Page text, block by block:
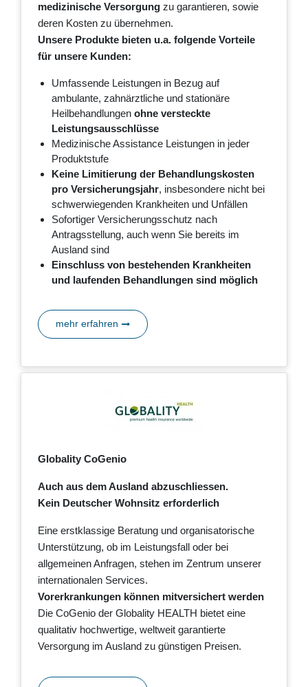
medizinische Versorgung zu garantieren, sowie
deren Kosten zu übernehmen.
Unsere Produkte bieten u.a. folgende Vorteile
für unsere Kunden:
Umfassende Leistungen in Bezug auf
ambulante, zahnärztliche und stationäre
Heilbehandlungen ohne versteckte
Leistungsausschlüsse
Medizinische Assistance Leistungen in jeder
Produktstufe
Keine Limitierung der Behandlungskosten
pro Versicherungsjahr, insbesondere nicht bei
schwerwiegenden Krankheiten und Unfällen
Sofortiger Versicherungsschutz nach
Antragsstellung, auch wenn Sie bereits im
Ausland sind
Einschluss von bestehenden Krankheiten
und laufenden Behandlungen sind möglich
mehr erfahren
Globality CoGenio
Auch aus dem Ausland abzuschliessen.
Kein Deutscher Wohnsitz erforderlich
Eine erstklassige Beratung und organisatorische
Unterstützung, ob im Leistungsfall oder bei
allgemeinen Anfragen, stehen im Zentrum unserer
internationalen Services.
Vorerkrankungen können mitversichert werden
Die CoGenio der Globality HEALTH bietet eine
qualitativ hochwertige, weltweit garantierte
Versorgung im Ausland zu günstigen Preisen.